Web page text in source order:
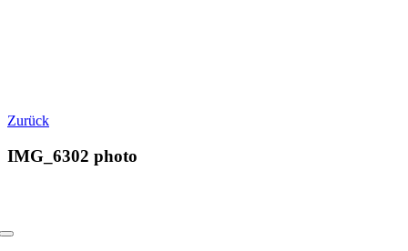
Zurück
IMG_6302 photo